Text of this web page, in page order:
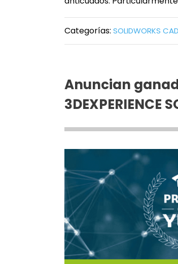
Categorías: SOLIDWORKS CAD
Anuncian
3DEXPERIENCE